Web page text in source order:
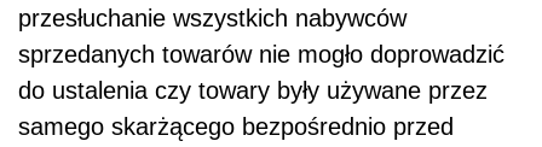
przesłuchanie wszystkich nabywców
sprzedanych towarów nie mogło doprowadzić
do ustalenia czy towary były używane przez
samego skarżącego bezpośrednio przed